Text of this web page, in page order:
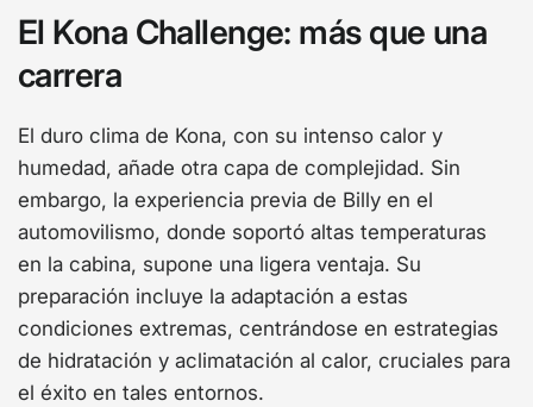
El Kona Challenge: más que una
carrera
El duro clima de Kona, con su intenso calor y
humedad, añade otra capa de complejidad. Sin
embargo, la experiencia previa de Billy en el
automovilismo, donde soportó altas temperaturas
en la cabina, supone una ligera ventaja. Su
preparación incluye la adaptación a estas
condiciones extremas, centrándose en estrategias
de hidratación y aclimatación al calor, cruciales para
el éxito en tales entornos.